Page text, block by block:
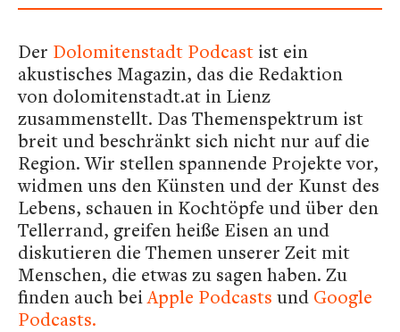
Der Dolomitenstadt Podcast ist ein
akustisches Magazin, das die Redaktion
von dolomitenstadt.at in Lienz
zusammenstellt. Das Themenspektrum ist
breit und beschränkt sich nicht nur auf die
Region. Wir stellen spannende Projekte vor,
widmen uns den Künsten und der Kunst des
Lebens, schauen in Kochtöpfe und über den
Tellerrand, greifen heiße Eisen an und
diskutieren die Themen unserer Zeit mit
Menschen, die etwas zu sagen haben. Zu
finden auch beiApple Podcasts und Google
Podcasts.